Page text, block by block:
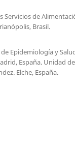
de
Brasil.
Epidemiología y
España. Unidad
Elche, España.